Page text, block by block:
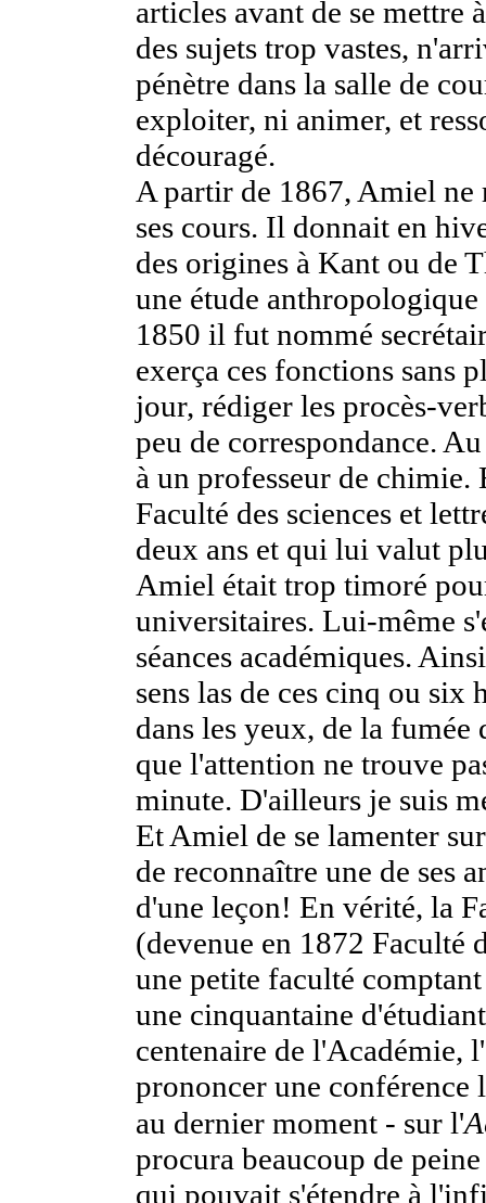
articles avant de se mettre
des sujets trop vastes,
pénètre dans la salle de
exploiter, ni animer, et
découragé.
A partir de 1867, Amiel ne
ses cours. Il donnait en
des origines à Kant ou de
une étude
1850 il fut nommé
exerça ces fonctions sans
jour, rédiger les procès-
peu de correspondance.
à un professeur de
Faculté des sciences et
deux ans et qui lui valut
Amiel était trop timoré
universitaires. Lui-même
séances académiques.
sens las de ces cinq ou six
dans les yeux, de la fumée
que l'attention ne trouve
minute. D'ailleurs je suis
Et Amiel de se lamenter
de reconnaître une de ses
d'une leçon! En vérité, la
(devenue en 1872 Faculté
une petite faculté
une cinquantaine
centenaire de l'Académie,
prononcer une conférence
au dernier moment - sur l'
procura beaucoup de
qui pouvait s'étendre à